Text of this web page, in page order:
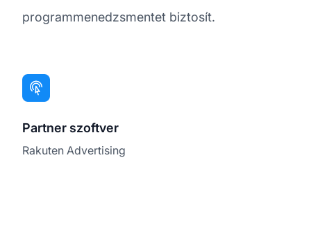
programmenedzsmentet biztosít.
Partner szoftver
Rakuten Advertising